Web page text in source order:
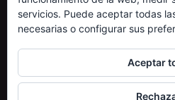
servicios. Puede aceptar todas
necesarias o configurar sus
Aceptar